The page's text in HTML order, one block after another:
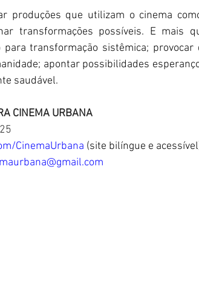
produções que utilizam o cinema
transformações possíveis. E mais
transformação sistêmica;
apontar possibilidades
saudável.
CINEMA URBANA
CinemaUrbana (site bilíngue e